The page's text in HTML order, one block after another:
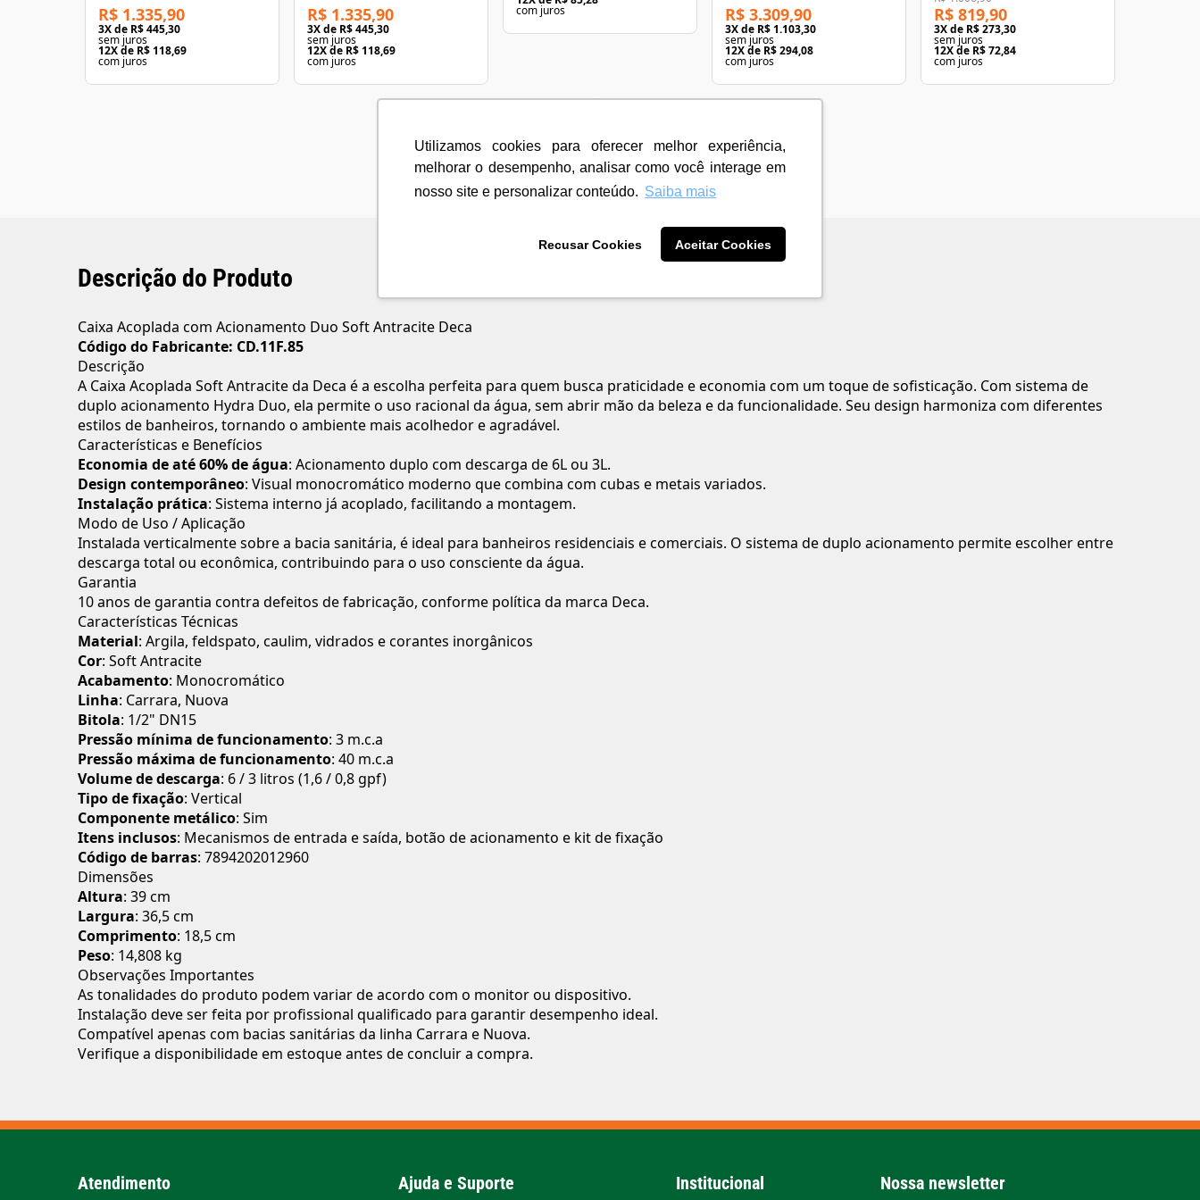
Utilizamos cookies para oferecer melhor experiência,
melhorar o desempenho, analisar como você interage em
nosso site e personalizar conteúdo. Saiba mais
Recusar Cookies Aceitar Cookies
R$ 1.335,90
3X de R$ 445,30
sem juros
12X de R$ 118,69
com juros
R$ 1.335,90
3X de R$ 445,30
sem juros
12X de R$ 118,69
com juros
com juros R$ 3.309,90
3X de R$ 1.103,30
sem juros
12X de R$ 294,08
com juros
R$ 819,90
3X de R$ 273,30
sem juros
12X de R$ 72,84
com juros
Descrição do Produto
Caixa Acoplada com Acionamento Duo Soft Antracite Deca
Código do Fabricante: CD.11F.85
Descrição
A Caixa Acoplada Soft Antracite da Deca é a escolha perfeita para quem busca praticidade e economia com um toque de sofisticação. Com sistema de
duplo acionamento Hydra Duo, ela permite o uso racional da água, sem abrir mão da beleza e da funcionalidade. Seu design harmoniza com diferentes
estilos de banheiros, tornando o ambiente mais acolhedor e agradável.
Características e Benefícios
Economia de até 60% de água: Acionamento duplo com descarga de 6L ou 3L.
Design contemporâneo: Visual monocromático moderno que combina com cubas e metais variados.
Instalação prática: Sistema interno já acoplado, facilitando a montagem.
Modo de Uso / Aplicação
Instalada verticalmente sobre a bacia sanitária, é ideal para banheiros residenciais e comerciais. O sistema de duplo acionamento permite escolher entre
descarga total ou econômica, contribuindo para o uso consciente da água.
Garantia
10 anos de garantia contra defeitos de fabricação, conforme política da marca Deca.
Características Técnicas
Material: Argila, feldspato, caulim, vidrados e corantes inorgânicos
Cor: Soft Antracite
Acabamento: Monocromático
Linha: Carrara, Nuova
Bitola: 1/2" DN15
Pressão mínima de funcionamento: 3 m.c.a
Pressão máxima de funcionamento: 40 m.c.a
Volume de descarga: 6 / 3 litros (1,6 / 0,8 gpf)
Tipo de fixação: Vertical
Componente metálico: Sim
Itens inclusos: Mecanismos de entrada e saída, botão de acionamento e kit de fixação
Código de barras: 7894202012960
Dimensões
Altura: 39 cm
Largura: 36,5 cm
Comprimento: 18,5 cm
Peso: 14,808 kg
Observações Importantes
As tonalidades do produto podem variar de acordo com o monitor ou dispositivo.
Instalação deve ser feita por profissional qualificado para garantir desempenho ideal.
Compatível apenas com bacias sanitárias da linha Carrara e Nuova.
Verifique a disponibilidade em estoque antes de concluir a compra.
Atendimento Ajuda e Suporte Institucional Nossa newsletter